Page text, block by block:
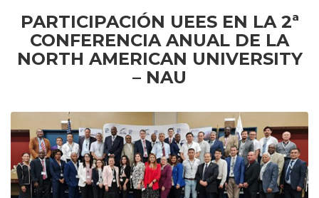
PARTICIPACIÓN UEES EN LA 2ª
CONFERENCIA ANUAL DE LA
NORTH AMERICAN UNIVERSITY
– NAU